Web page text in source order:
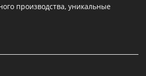
производства, уникальные